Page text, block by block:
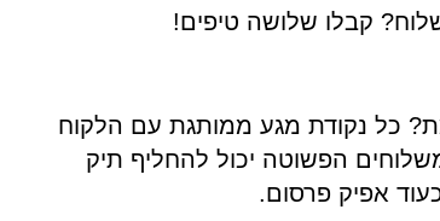
קבלו שלושה טיפים!
כל נקודת מגע ממותגת עם הלקוח
הפשוטה יכול להחליף תיק
אפיק פרסום.